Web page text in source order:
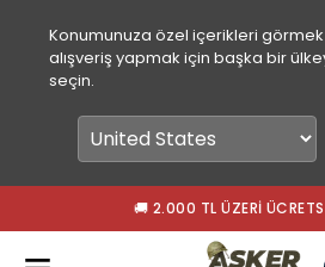
Konumunuza özel içerikleri
alışveriş yapmak için başka bir
seçin.
🚚 2.000 TL ÜZERI